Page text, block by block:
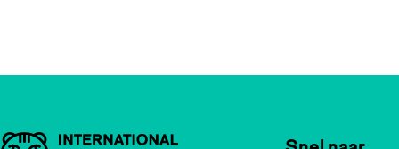
Belangrijke links